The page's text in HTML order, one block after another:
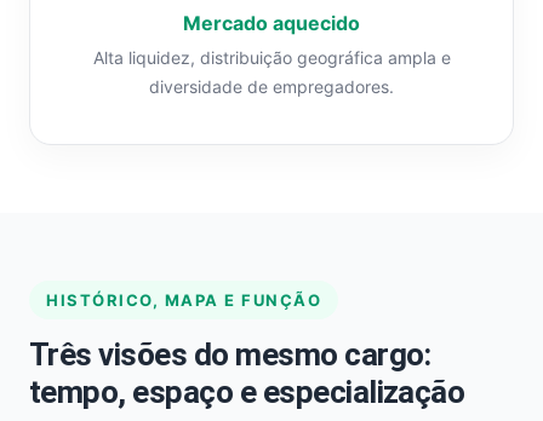
Mercado aquecido
Alta liquidez, distribuição geográfica ampla e
diversidade de empregadores.
HISTÓRICO, MAPA E FUNÇÃO
Três visões do mesmo cargo:
tempo, espaço e especialização